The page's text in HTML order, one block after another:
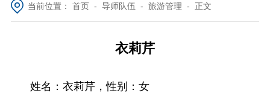
当前位置： 首页- 导师队伍 - 旅游管理 - 正文
衣莉芹
姓名： 衣莉芹，性别： 女